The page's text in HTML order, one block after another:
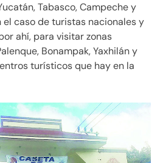
Tabasco, Campeche y
el caso de turistas nacionales y
ahí, para visitar zonas
Bonampak, Yaxhilán y
turísticos que hay en la